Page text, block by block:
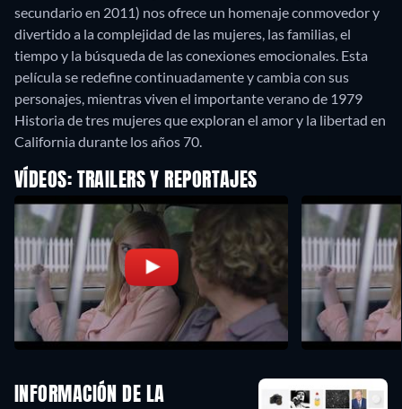
secundario en 2011) nos ofrece un homenaje conmovedor y
divertido a la complejidad de las mujeres, las familias, el
tiempo y la búsqueda de las conexiones emocionales. Esta
película se redefine continuadamente y cambia con sus
personajes, mientras viven el importante verano de 1979
Historia de tres mujeres que exploran el amor y la libertad en
California durante los años 70.
VÍDEOS: TRAILERS Y REPORTAJES
INFORMACIÓN DE LA